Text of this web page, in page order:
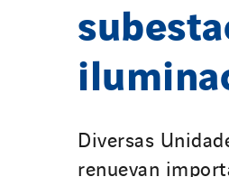
Diversas
renuevan